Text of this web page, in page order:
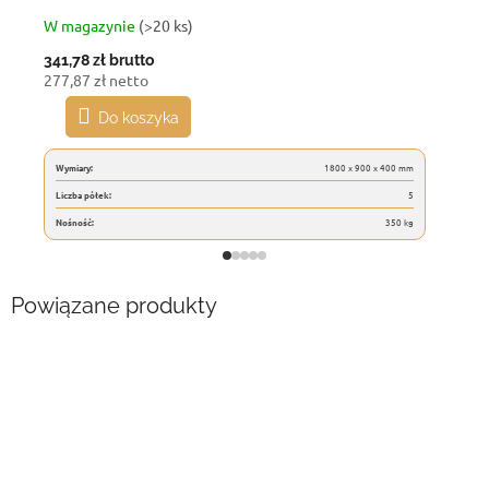
W magazynie (>20 ks)
341,78 zł brutto
277,87 zł netto
Do koszyka
Wymiary:
1800 x 900 x 400 mm
Liczba półek:
5
Nośność:
350 kg
Powiązane produkty